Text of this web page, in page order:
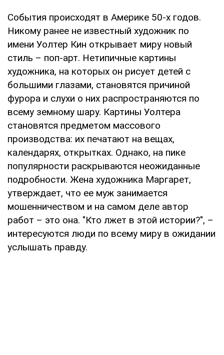
События происходят в Америке 50-х годов.
Никому ранее не известный художник по
имени Уолтер Кин открывает миру новый
стиль – поп-арт. Нетипичные картины
художника, на которых он рисует детей с
большими глазами, становятся причиной
фурора и слухи о них распространяются по
всему земному шару. Картины Уолтера
становятся предметом массового
производства: их печатают на вещах,
календарях, открытках. Однако, на пике
популярности раскрываются неожиданные
подробности. Жена художника Маргарет,
утверждает, что ее муж занимается
мошенничеством и на самом деле автор
работ – это она. "Кто лжет в этой истории?", –
интересуются люди по всему миру в ожидании
услышать правду.